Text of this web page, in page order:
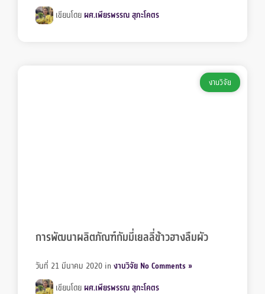
เขียนโดย ผศ.เพียรพรรณ สุภะโคตร
งานวิจัย
การพัฒนาผลิตภัณฑ์กัมมี่เยลลี่ข้าวฮางลืมผัว
วันที่ 21 มีนาคม 2020 inงานวิจัย No Comments »
เขียนโดย ผศ.เพียรพรรณ สุภะโคตร